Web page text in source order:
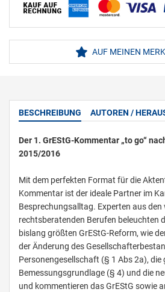
AUF MEINEN
BESCHREIBUNG AUTOREN /
Der 1. GrEStG-Kommentar „to go“
2015/2016
Mit dem perfekten Format für die
Kommentar ist der ideale Partner im
Besprechungsalltag. Experten aus den
rechtsberatenden Berufen beleuchten
bislang größten GrEStG-Reform, wie
der Änderung des
Personengesellschaft (§ 1 Abs 2a), die
Bemessungsgrundlage (§ 4) und die
und kommentieren das GrEStG sowie